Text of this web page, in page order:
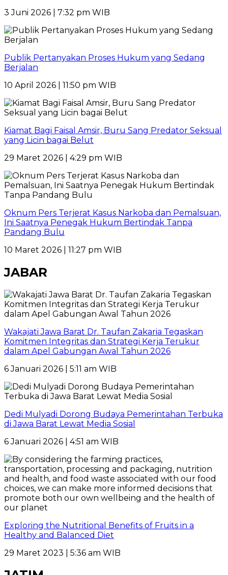
3 Juni 2026 | 7:32 pm WIB
Publik Pertanyakan Proses Hukum yang Sedang
Berjalan
10 April 2026 | 11:50 pm WIB
Kiamat Bagi Faisal Amsir, Buru Sang Predator Seksual
yang Licin bagai Belut
29 Maret 2026 | 4:29 pm WIB
Oknum Pers Terjerat Kasus Narkoba dan Pemalsuan,
Ini Saatnya Penegak Hukum Bertindak Tanpa
Pandang Bulu
10 Maret 2026 | 11:27 pm WIB
JABAR
Wakajati Jawa Barat Dr. Taufan Zakaria Tegaskan
Komitmen Integritas dan Strategi Kerja Terukur
dalam Apel Gabungan Awal Tahun 2026
6 Januari 2026 | 5:11 am WIB
Dedi Mulyadi Dorong Budaya Pemerintahan Terbuka
di Jawa Barat Lewat Media Sosial
6 Januari 2026 | 4:51 am WIB
Exploring the Nutritional Benefits of Fruits in a
Healthy and Balanced Diet
29 Maret 2023 | 5:36 am WIB